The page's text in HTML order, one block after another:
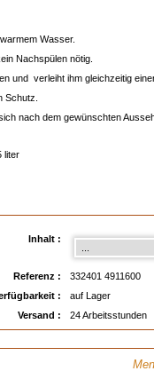
Wasser.
Nachspülen nötig.
und verleiht ihm gleichzeitig
Schutz.
nach dem gewünschten
liter
Inhalt :
Referenz :
332401 4911600
:
auf Lager
Versand :
24 Arbeitsstunden